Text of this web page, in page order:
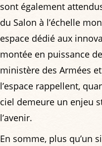
sont également
du Salon à l’échelle
espace dédié aux
montée en puissance
ministère des Armées
l’espace rappellent,
ciel demeure un enjeu
l’avenir.
En somme, plus qu’un